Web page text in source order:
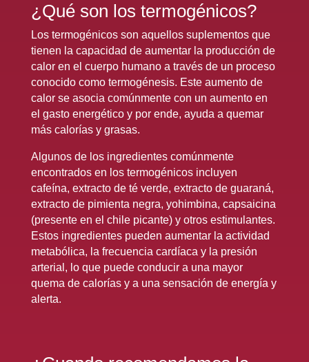
¿Qué son los termogénicos?
Los termogénicos son aquellos suplementos que
tienen la capacidad de aumentar la producción de
calor en el cuerpo humano a través de un proceso
conocido como termogénesis. Este aumento de
calor se asocia comúnmente con un aumento en
el gasto energético y por ende, ayuda a quemar
más calorías y grasas.
Algunos de los ingredientes comúnmente
encontrados en los termogénicos incluyen
cafeína, extracto de té verde, extracto de guaraná,
extracto de pimienta negra, yohimbina, capsaicina
(presente en el chile picante) y otros estimulantes.
Estos ingredientes pueden aumentar la actividad
metabólica, la frecuencia cardíaca y la presión
arterial, lo que puede conducir a una mayor
quema de calorías y a una sensación de energía y
alerta.